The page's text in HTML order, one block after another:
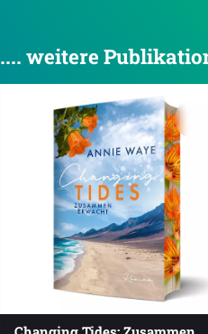
.... weitere